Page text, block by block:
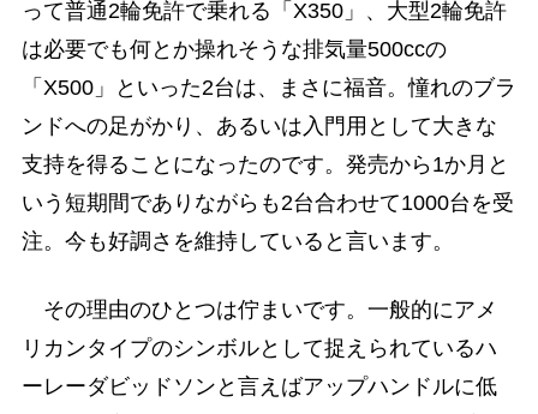
って普通2輪免許で乗れる「X350」、大型2輪免許
は必要でも何とか操れそうな排気量500ccの
「X500」といった2台は、まさに福音。憧れのブラ
ンドへの足がかり、あるいは入門用として大きな
支持を得ることになったのです。発売から1か月と
いう短期間でありながらも2台合わせて1000台を受
注。今も好調さを維持していると言います。
その理由のひとつは佇まいです。一般的にアメ
リカンタイプのシンボルとして捉えられているハ
ーレーダビッドソンと言えばアップハンドルに低